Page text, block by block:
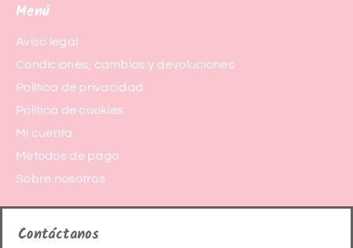
Menú
Aviso legal
Condiciones, cambios y devoluciones
Política de privacidad
Política de cookies
Mi cuenta
Métodos de pago
Sobre nosotros
Contáctanos